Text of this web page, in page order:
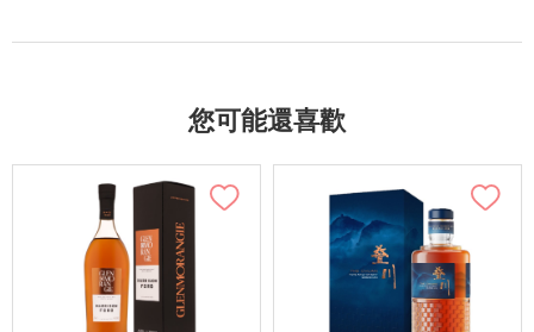
您可能還喜歡